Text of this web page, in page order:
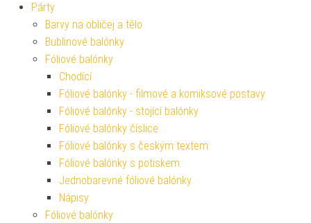
Párty
Barvy na obličej a tělo
Bublinové balónky
Fóliové balónky
Chodící
Fóliové balónky - filmové a komiksové postavy
Fóliové balónky - stojící balónky
Fóliové balónky číslice
Fóliové balónky s českým textem
Fóliové balónky s potiskem
Jednobarevné fóliové balónky
Nápisy
Fóliové balónky